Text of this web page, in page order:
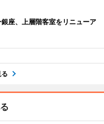
座、上層階客室をリニューア
る